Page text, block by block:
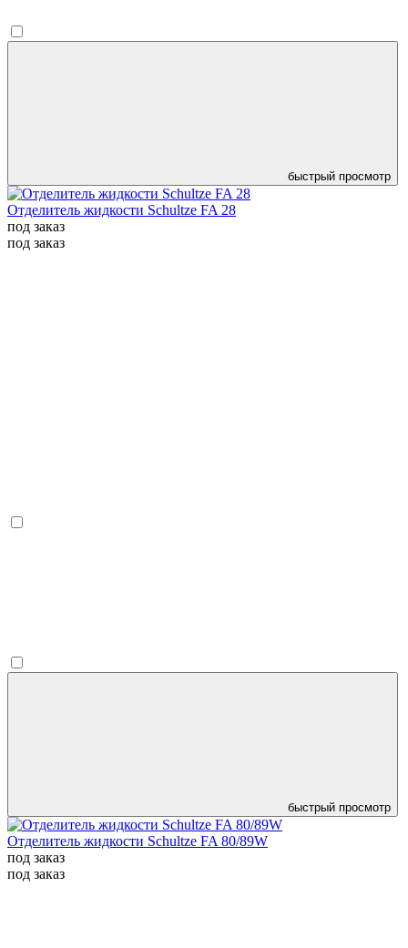
быстрый просмотр
Отделитель жидкости Schultze FA 28
под заказ
под заказ
быстрый просмотр
Отделитель жидкости Schultze FA 80/89W
под заказ
под заказ